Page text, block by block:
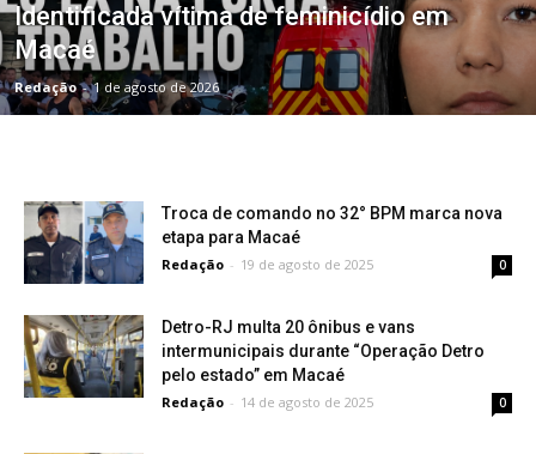
Identificada vítima de feminicídio em
Macaé
Redação - 1 de agosto de 2026
Troca de comando no 32° BPM marca nova
etapa para Macaé
Redação - 19 de agosto de 2025 0
Detro-RJ multa 20 ônibus e vans
intermunicipais durante “Operação Detro
pelo estado” em Macaé
Redação - 14 de agosto de 2025 0